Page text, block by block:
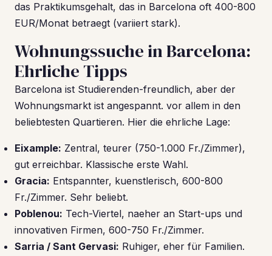
das Praktikumsgehalt, das in Barcelona oft 400-800
EUR/Monat betraegt (variiert stark).
Wohnungssuche in Barcelona:
Ehrliche Tipps
Barcelona ist Studierenden-freundlich, aber der
Wohnungsmarkt ist angespannt. vor allem in den
beliebtesten Quartieren. Hier die ehrliche Lage:
Eixample: Zentral, teurer (750-1.000 Fr./Zimmer),
gut erreichbar. Klassische erste Wahl.
Gracia: Entspannter, kuenstlerisch, 600-800
Fr./Zimmer. Sehr beliebt.
Poblenou: Tech-Viertel, naeher an Start-ups und
innovativen Firmen, 600-750 Fr./Zimmer.
Sarria / Sant Gervasi: Ruhiger, eher für Familien.